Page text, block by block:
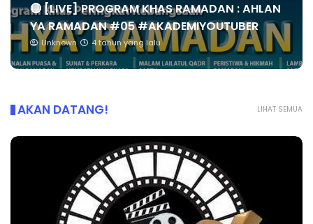
🔴 [LIVE] PROGRAM KHAS RAMADAN : AHLAN
YA RAMADAN #05 #AKADEMIYOUTUBER
Unknown 4 tahun yang lalu
LIHAT SEMUA
AKAN DATANG!